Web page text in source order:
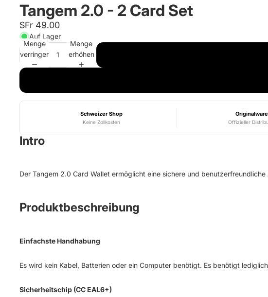
Tangem 2.0 - 2 Card Set
SFr 49.00
Auf Lager
Menge
verringern
Menge
erhöhen
Schweizer Shop
Keine Zollkosten
Originalware
Offizieller
Intro
Der Tangem 2.0 Card Wallet ermöglicht eine sichere und
Produktbeschreibung
Einfachste Handhabung
Es wird kein Kabel, Batterien oder ein Computer benötigt. Es benötigt
Sicherheitschip (CC EAL6+)